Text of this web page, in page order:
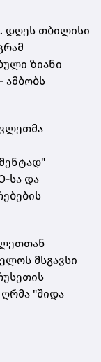
დღეს თბილისი
ზიანი
ამბობს
სა და
მსგავსი
"შიდა